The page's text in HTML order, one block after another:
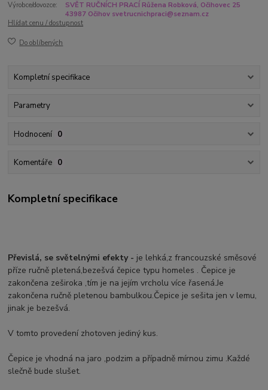
Výrobce/dovozce:
SVĚT RUČNÍCH PRACÍ Růžena Robková, Očihovec 25
43987 Očihov svetrucnichpraci@seznam.cz
Hlídat cenu / dostupnost
Do oblíbených
Kompletní specifikace
Parametry
Hodnocení 0
Komentáře 0
Kompletní specifikace
Převislá, se světelnými efekty - je lehká,z francouzské směsové
příze ručně pletená,bezešvá čepice typu homeles . Čepice je
zakončena zeširoka ,tím je na jejím vrcholu více řasená.Je
zakončena ručně pletenou bambulkou.Čepice je sešita jen v lemu,
jinak je bezešvá.
V tomto provedení zhotoven jediný kus.
Čepice je vhodná na jaro ,podzim a případně mírnou zimu .Každé
slečně bude slušet.